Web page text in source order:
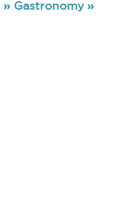
» Gastronomy»